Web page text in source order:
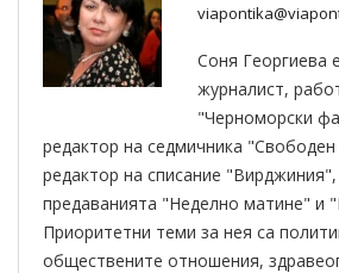
Соня Георгиева
журналист,
"Черноморски
редактор на седмичника "Свободен
редактор на списание
предаванията "Неделно матине" и
Приоритетни теми за нея са
обществените отношения,